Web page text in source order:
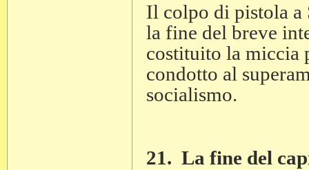
Il colpo di pistola a
la fine del breve
costituito la miccia
condotto al
socialismo.
21. La fine del